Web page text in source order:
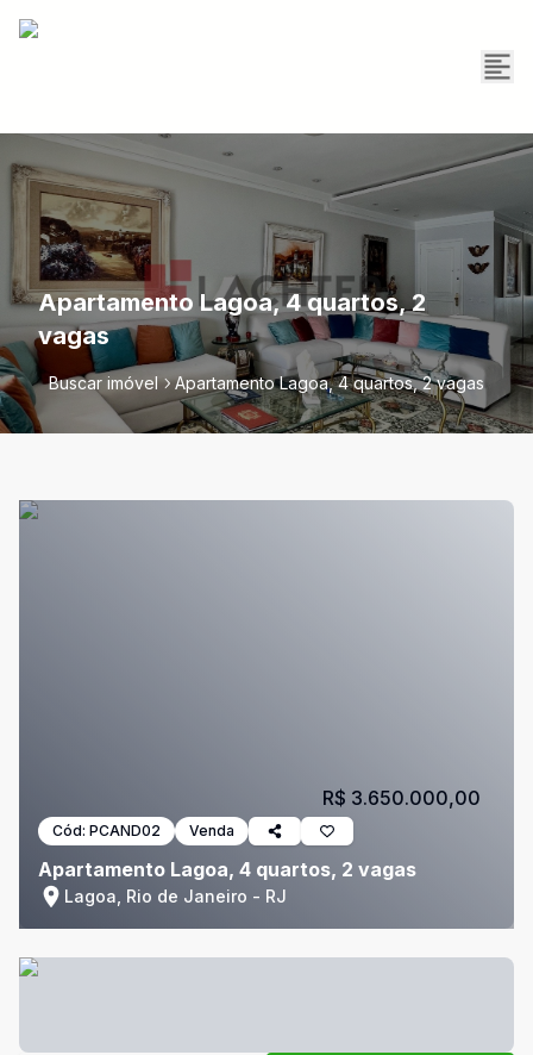
Apartamento Lagoa, 4 quartos, 2
vagas
Buscar imóvel Apartamento Lagoa, 4 quartos, 2 vagas
Cód: PCAND02 Venda
Apartamento Lagoa, 4 quartos, 2 vagas
Lagoa, Rio de Janeiro - RJ
R$ 3.650.000,00